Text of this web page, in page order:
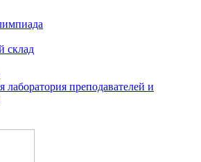
склад
лаборатория преподавателей и